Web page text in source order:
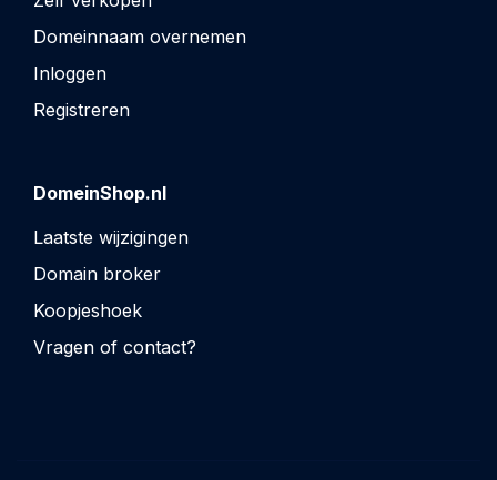
Domeinnaam overnemen
Inloggen
Registreren
DomeinShop.nl
Laatste wijzigingen
Domain broker
Koopjeshoek
Vragen of contact?